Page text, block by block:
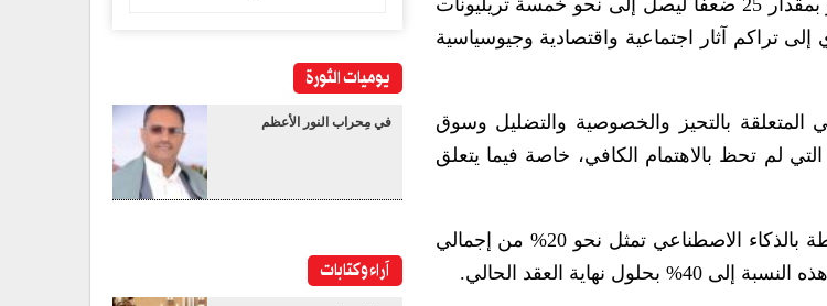
وأشار التقرير إلى أن سوق الذكاء الاصطناعي العالمي يُتوقع أن ينمو بمقدار 25 ضعفا ليصل إلى نحو خمسة تريليونات
قد يؤدي إلى تراكم آثار اجتماعية واقتصادية وجيوسياسية
المتعلقة بالتحيز والخصوصية والتضليل وسوق
التي لم تحظ بالاهتمام الكافي، خاصة فيما يتعلق
وفي الجانب المتعلق بالطاقة، أوضح العلماء أن أحمال العمل المرتبطة بالذكاء الاصطناعي تمثل نحو 20% من إجمالي
يوميات الثورة
في مِحراب النور الأعظم
آراء وكتابات